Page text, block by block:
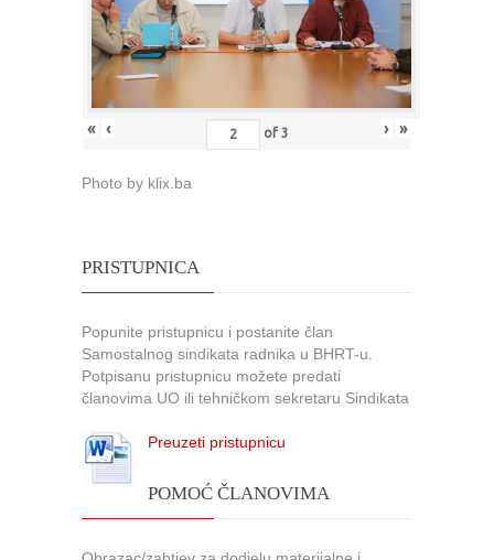
« ‹ of 3 › »
Photo by klix.ba
PRISTUPNICA
Popunite pristupnicu i postanite član
Samostalnog sindikata radnika u BHRT-u.
Potpisanu pristupnicu možete predati
članovima UO ili tehničkom sekretaru Sindikata
Preuzeti pristupnicu
POMOĆ ČLANOVIMA